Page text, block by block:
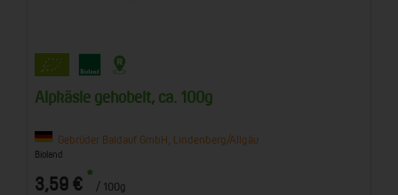
Alpkäsle gehobelt, ca. 100g
Gebrüder Baldauf GmbH, Lindenberg/Allgäu
Bioland
3,59 € * / 100g